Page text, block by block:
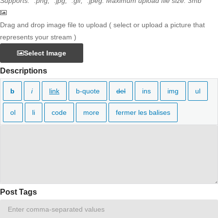
Drag and drop image file to upload ( select or upload a picture that
represents your stream )
Select Image
Descriptions
Post Tags